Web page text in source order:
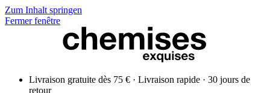
Zum Inhalt springen
Fermer fenêtre
Livraison gratuite dès 75 € · Livraison rapide · 30 jours de
retour